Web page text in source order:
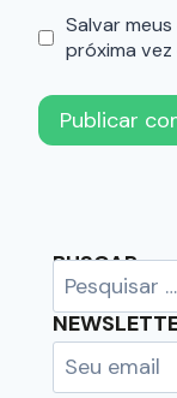
Salvar
próxima
BUSCAR